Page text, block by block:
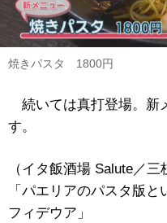
焼きパスタ 1800円
続いては真打登場。新
す。
（イタ飯酒場 Salute／三
「パエリアのパスタ版
フィデウア」